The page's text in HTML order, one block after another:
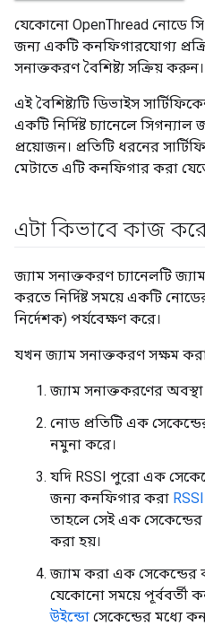
যেকোনো OpenThread নোডে
জন্য একটি কনফিগারযোগ্য
সনাক্তকরণ বৈশিষ্ট্য সক্রিয় করুন।
এই বৈশিষ্ট্যটি ডিভাইস
একটি নির্দিষ্ট চ্যানেলে
প্রয়োজন। প্রতিটি ধরনের
মেটাতে এটি কনফিগার করা
এটা কিভাবে কাজ
জ্যাম সনাক্তকরণ চ্যানেলটি
করতে নির্দিষ্ট সময়ে একটি
নির্দেশক) পর্যবেক্ষণ করে।
যখন জ্যাম সনাক্তকরণ সক্ষম
জ্যাম সনাক্তকরণের অবস্থা
নোড প্রতিটি এক
নমুনা করে।
যদি RSSI পুরো এক
জন্য কনফিগার করা
তাহলে সেই এক
করা হয়।
জ্যাম করা এক সেকেন্ডের
যেকোনো সময়ে পূর্ববর্তী
উইন্ডো সেকেন্ডের মধ্যে